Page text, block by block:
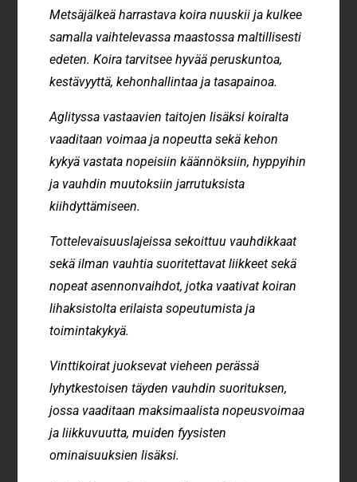
Metsäjälkeä harrastava koira nuuskii ja kulkee
samalla vaihtelevassa maastossa maltillisesti
edeten. Koira tarvitsee hyvää peruskuntoa,
kestävyyttä, kehonhallintaa ja tasapainoa.
Aglityssa vastaavien taitojen lisäksi koiralta
vaaditaan voimaa ja nopeutta sekä kehon
kykyä vastata nopeisiin käännöksiin, hyppyihin
ja vauhdin muutoksiin jarrutuksista
kiihdyttämiseen.
Tottelevaisuuslajeissa sekoittuu vauhdikkaat
sekä ilman vauhtia suoritettavat liikkeet sekä
nopeat asennonvaihdot, jotka vaativat koiran
lihaksistolta erilaista sopeutumista ja
toimintakykyä.
Vinttikoirat juoksevat vieheen perässä
lyhytkestoisen täyden vauhdin suorituksen,
jossa vaaditaan maksimaalista nopeusvoimaa
ja liikkuvuutta, muiden fyysisten
ominaisuuksien lisäksi.